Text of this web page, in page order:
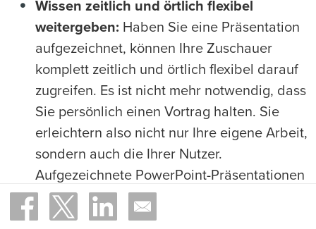
Wissen zeitlich und örtlich flexibel
weitergeben: Haben Sie eine Präsentation
aufgezeichnet, können Ihre Zuschauer
komplett zeitlich und örtlich flexibel darauf
zugreifen. Es ist nicht mehr notwendig, dass
Sie persönlich einen Vortrag halten. Sie
erleichtern also nicht nur Ihre eigene Arbeit,
sondern auch die Ihrer Nutzer.
Aufgezeichnete PowerPoint-Präsentationen
sind deshalb häufig ein fester Bestandteil
vonE-Learning und digitalem Lernen